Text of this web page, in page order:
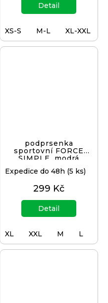
Detail
XS-S M-L XL-XXL
podprsenka
sportovní FORCE
SIMPLE, modrá
Expedice do 48h (5 ks)
299 Kč
Detail
XL XXL M L